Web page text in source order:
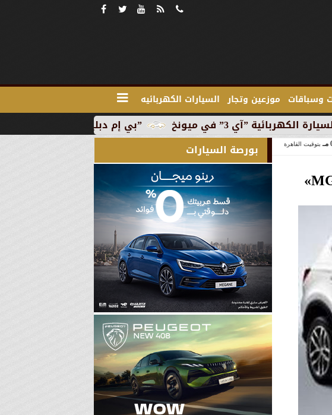
وسباقات موزعين وتجار السيارات الكهربائيه
”بي إم دبليو” تبدأ الإنتاج التجاري للسيارة 3” في ميونخ
بتوقيت القاهرة بورصة السيارات